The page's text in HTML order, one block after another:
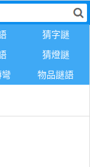
猜字謎
猜燈謎
物品謎語